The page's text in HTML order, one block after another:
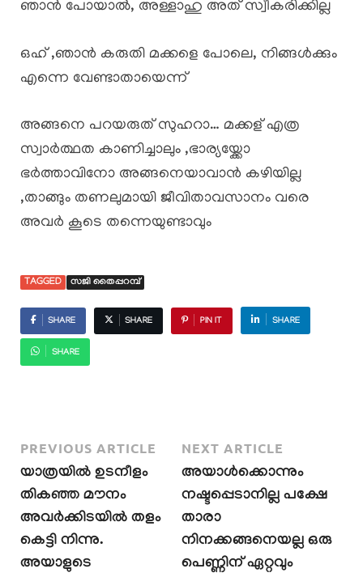
ഞാൻ പോയാൽ, അള്ളാഹു അത് സ്വീകരിക്കില്ല
ഒഹ് ,ഞാൻ കരുതി മക്കളെ പോലെ, നിങ്ങൾക്കും
എന്നെ വേണ്ടാതായെന്ന്
അങ്ങനെ പറയരുത് സുഹറാ… മക്കള് എത്ര
സ്വാർത്ഥത കാണിച്ചാലും ,ഭാര്യയ്ക്കോ
ഭർത്താവിനോ അങ്ങനെയാവാൻ കഴിയില്ല
,താങ്ങും തണലുമായി ജീവിതാവസാനം വരെ
അവർ കൂടെ തന്നെയുണ്ടാവും
TAGGED സജി തൈപ്പറമ്പ്
SHARE SHARE PIN IT SHARE
SHARE
PREVIOUS ARTICLE
യാത്രയിൽ ഉടനീളം
തികഞ്ഞ മൗനം
അവർക്കിടയിൽ തളം
കെട്ടി നിന്നു.
അയാളുടെ
NEXT ARTICLE
അയാൾക്കൊന്നും
നഷ്ടപ്പെടാനില്ല പക്ഷേ
താരാ
നിനക്കങ്ങനെയല്ല ഒരു
പെണ്ണിന് ഏറ്റവും